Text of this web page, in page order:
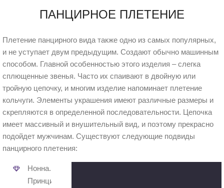
ПАНЦИРНОЕ ПЛЕТЕНИЕ
Плетение панцирного вида также одно из самых популярных,
и не уступает двум предыдущим. Создают обычно машинным
способом. Главной особенностью этого изделия – слегка
сплющенные звенья. Часто их спаивают в двойную или
тройную цепочку, и многим изделие напоминает плетение
кольчуги. Элементы украшения имеют различные размеры и
скрепляются в определенной последовательности. Цепочка
имеет массивный и внушительный вид, и поэтому прекрасно
подойдет мужчинам. Существуют следующие подвиды
панцирного плетения:
Нонна.
Принцип